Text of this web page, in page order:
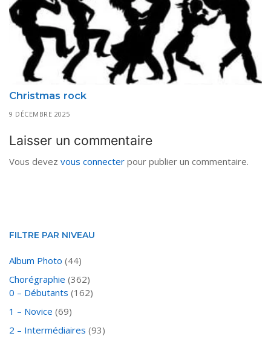
Christmas rock
9 DÉCEMBRE 2025
Laisser un commentaire
Vous devez vous connecter pour publier un commentaire.
FILTRE PAR NIVEAU
Album Photo (44)
Chorégraphie (362)
0 – Débutants (162)
1 – Novice (69)
2 – Intermédiaires (93)